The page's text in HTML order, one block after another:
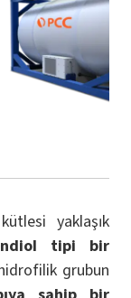
yaklaşık
tipi bir
grubun